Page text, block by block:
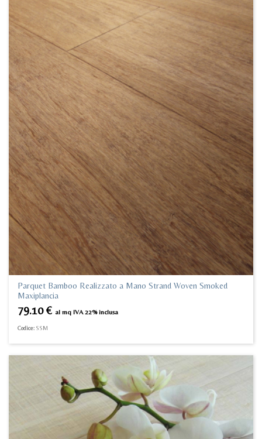
Parquet Bamboo Realizzato a Mano Strand Woven Smoked
Maxiplancia
79.10€ al mq IVA 22% inclusa
Codice: SSM